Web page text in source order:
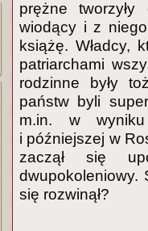
prężne
wiodący i z
książę. Władcy,
patriarchami
rodzinne były
państw byli
m.in. w
i późniejszej w
zaczął się
dwupokoleniowy.
się rozwinął?